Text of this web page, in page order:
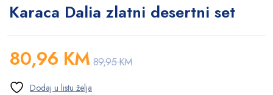
Karaca Dalia zlatni desertni set
89,95KM
80,96 KM